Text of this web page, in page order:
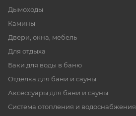
Дымоходы
Камины
Двери, окна, мебель
Для отдыха
Баки для воды в баню
Отделка для бани и сауны
Аксессуары для бани и сауны
Система отопления и водоснабжения